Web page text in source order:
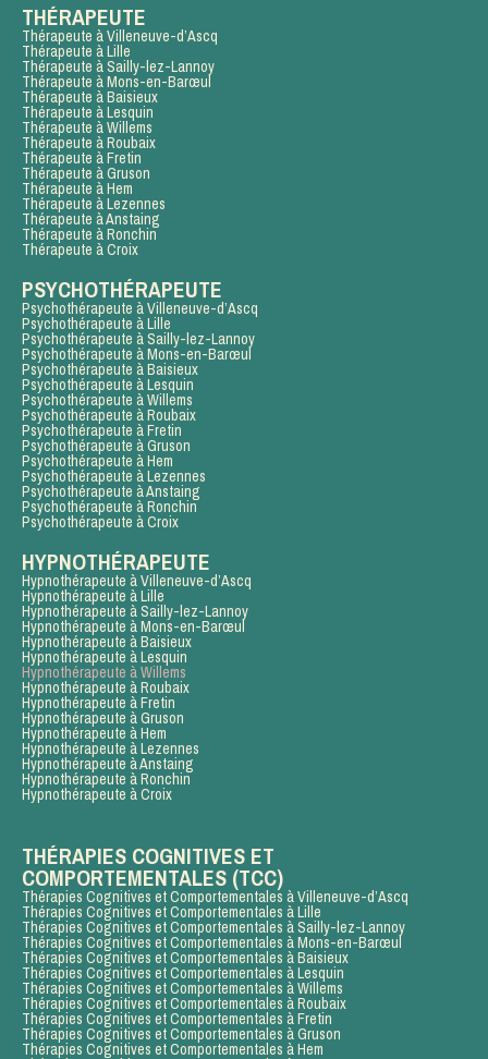
THÉRAPEUTE
Thérapeute à Villeneuve-d’Ascq
Thérapeute à Lille
Thérapeute à Sailly-lez-Lannoy
Thérapeute à Mons-en-Barœul
Thérapeute à Baisieux
Thérapeute à Lesquin
Thérapeute à Willems
Thérapeute à Roubaix
Thérapeute à Fretin
Thérapeute à Gruson
Thérapeute à Hem
Thérapeute à Lezennes
Thérapeute à Anstaing
Thérapeute à Ronchin
Thérapeute à Croix
PSYCHOTHÉRAPEUTE
Psychothérapeute à Villeneuve-d’Ascq
Psychothérapeute à Lille
Psychothérapeute à Sailly-lez-Lannoy
Psychothérapeute à Mons-en-Barœul
Psychothérapeute à Baisieux
Psychothérapeute à Lesquin
Psychothérapeute à Willems
Psychothérapeute à Roubaix
Psychothérapeute à Fretin
Psychothérapeute à Gruson
Psychothérapeute à Hem
Psychothérapeute à Lezennes
Psychothérapeute à Anstaing
Psychothérapeute à Ronchin
Psychothérapeute à Croix
HYPNOTHÉRAPEUTE
Hypnothérapeute à Villeneuve-d’Ascq
Hypnothérapeute à Lille
Hypnothérapeute à Sailly-lez-Lannoy
Hypnothérapeute à Mons-en-Barœul
Hypnothérapeute à Baisieux
Hypnothérapeute à Lesquin
Hypnothérapeute à Willems
Hypnothérapeute à Roubaix
Hypnothérapeute à Fretin
Hypnothérapeute à Gruson
Hypnothérapeute à Hem
Hypnothérapeute à Lezennes
Hypnothérapeute à Anstaing
Hypnothérapeute à Ronchin
Hypnothérapeute à Croix
THÉRAPIES COGNITIVES ET
COMPORTEMENTALES (TCC)
Thérapies Cognitives et Comportementales à Villeneuve-d’Ascq
Thérapies Cognitives et Comportementales à Lille
Thérapies Cognitives et Comportementales à Sailly-lez-Lannoy
Thérapies Cognitives et Comportementales à Mons-en-Barœul
Thérapies Cognitives et Comportementales à Baisieux
Thérapies Cognitives et Comportementales à Lesquin
Thérapies Cognitives et Comportementales à Willems
Thérapies Cognitives et Comportementales à Roubaix
Thérapies Cognitives et Comportementales à Fretin
Thérapies Cognitives et Comportementales à Gruson
Thérapies Cognitives et Comportementales à Hem